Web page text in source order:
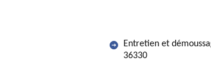
Entretien et
36330